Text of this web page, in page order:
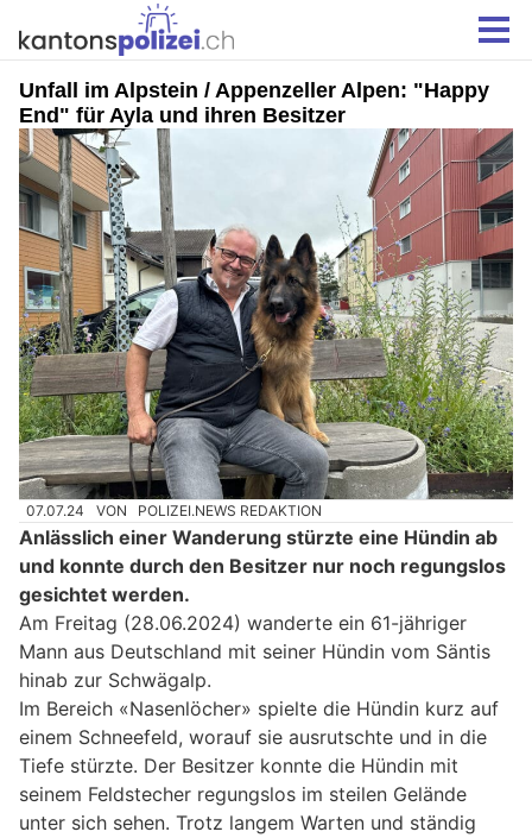
Unfall im Alpstein / Appenzeller Alpen: "Happy
End" für Ayla und ihren Besitzer
07.07.24 VON POLIZEI.NEWS REDAKTION
Anlässlich einer Wanderung stürzte eine Hündin ab
und konnte durch den Besitzer nur noch regungslos
gesichtet werden.
Am Freitag (28.06.2024) wanderte ein 61-jähriger
Mann aus Deutschland mit seiner Hündin vom Säntis
hinab zur Schwägalp.
Im Bereich «Nasenlöcher» spielte die Hündin kurz auf
einem Schneefeld, worauf sie ausrutschte und in die
Tiefe stürzte. Der Besitzer konnte die Hündin mit
seinem Feldstecher regungslos im steilen Gelände
unter sich sehen. Trotz langem Warten und ständig